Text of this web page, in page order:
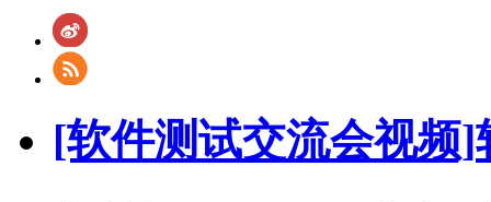
[软件测试交流会视频]